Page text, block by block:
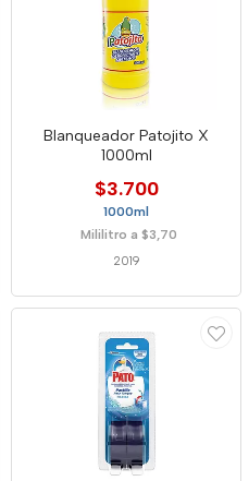
Blanqueador Patojito X
1000ml
$3.700
1000ml
Mililitro a $3,70
2019